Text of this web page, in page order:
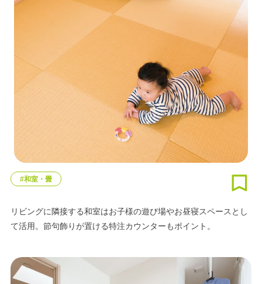
#和室・畳
リビングに隣接する和室はお子様の遊び場やお昼寝スペースとし
て活用。節句飾りが置ける特注カウンターもポイント。